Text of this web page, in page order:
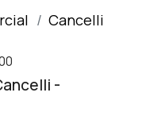
Cancelli
-